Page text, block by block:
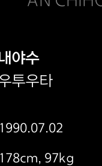
야수
투우타
97kg